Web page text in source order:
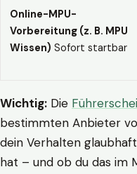
Online-MPU-
Vorbereitung (z. B. MPU
Wissen) Sofort startbar
Wichtig: Die
bestimmten Anbieter
dein Verhalten
hat – und ob du das im